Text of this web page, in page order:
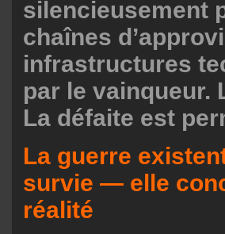
silencieusement
chaînes
infrastructures
par le vainqueur.
La défaite est
La guerre
survie — elle
réalité